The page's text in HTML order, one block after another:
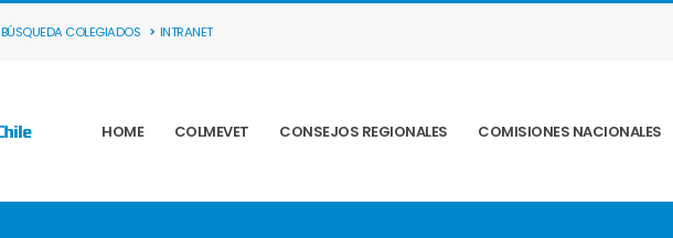
BÚSQUEDA COLEGIADOS INTRANET
HOME COLMEVET CONSEJOS REGIONALES COMISIONES NACIONALES